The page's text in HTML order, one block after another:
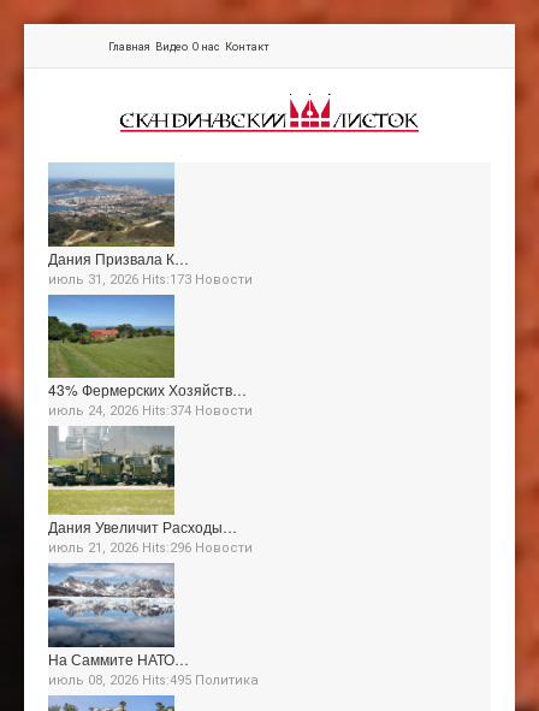
Главная Видео О нас Контакт
Дания Призвала К…
июль 31, 2026 Hits:173 Новости
43% Фермерских Хозяйств…
июль 24, 2026 Hits:374 Новости
Дания Увеличит Расходы…
июль 21, 2026 Hits:296 Новости
На Саммите НАТО…
июль 08, 2026 Hits:495 Политика